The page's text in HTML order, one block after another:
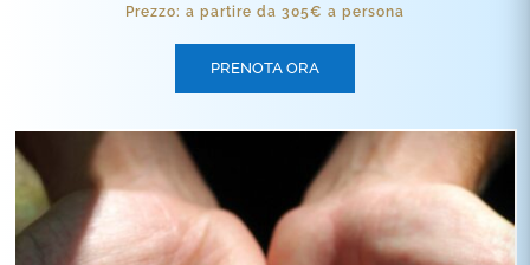
Prezzo: a partire da 305€ a persona
PRENOTA ORA